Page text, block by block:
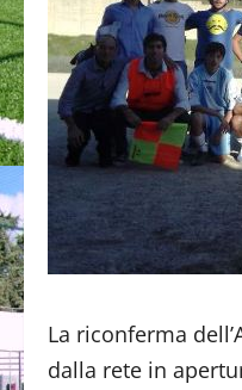
La riconferma
dalla rete in